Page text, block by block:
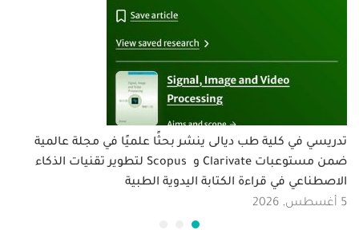
تدريسي في كلية طب ديالى ينشر بحثًا علميًا في مجلة عالمية
ضمن مستوعبات Clarivate و Scopus لتطوير تقنيات الذكاء
الاصطناعي في قراءة الكتابة اليدوية الطبية
5 أغسطس, 2026